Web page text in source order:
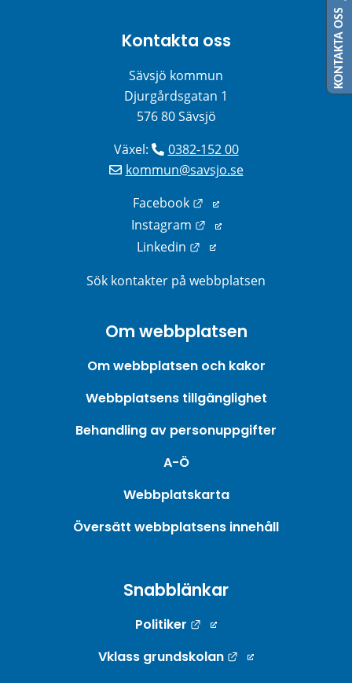
Kontakta oss
Sävsjö kommun
Djurgårdsgatan 1
576 80 Sävsjö
Växel:
0382-152 00
kommun@savsjo.se
Facebook
Länk till annan
Instagram
Länk till annan
Linkedin
Länk till annan webbplats.
Sök kontakter på webbplatsen
Om webbplatsen
Om webbplatsen och kakor
Webbplatsens tillgänglighet
Behandling av personuppgifter
A-Ö
Webbplatskarta
Översätt webbplatsens innehåll
Snabblänkar
Politiker
Länk till annan
Vklass grundskolan
Länk till annan
KONTAKTA OSS